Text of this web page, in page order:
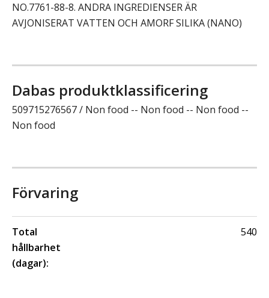
NO.7761-88-8. ANDRA INGREDIENSER ÄR
AVJONISERAT VATTEN OCH AMORF SILIKA (NANO)
Dabas produktklassificering
509715276567 / Non food -- Non food -- Non food --
Non food
Förvaring
Total
hållbarhet
(dagar):
540